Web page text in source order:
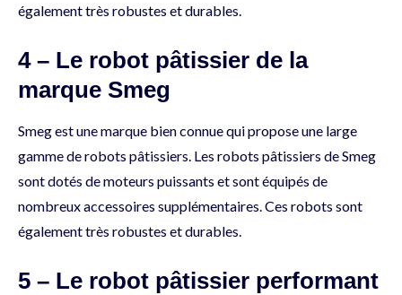
également très robustes et durables.
4 – Le robot pâtissier de la
marque Smeg
Smeg est une marque bien connue qui propose une large
gamme de robots pâtissiers. Les robots pâtissiers de Smeg
sont dotés de moteurs puissants et sont équipés de
nombreux accessoires supplémentaires. Ces robots sont
également très robustes et durables.
5 – Le robot pâtissier performant